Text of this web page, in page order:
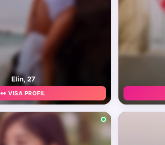
Elin, 27
👀 VISA PROFIL